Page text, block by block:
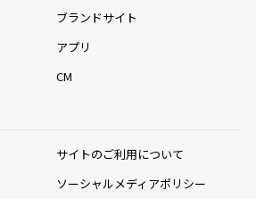
ブランドサイト
アプリ
CM
サイトのご利用について
ソーシャルメディアポリシー